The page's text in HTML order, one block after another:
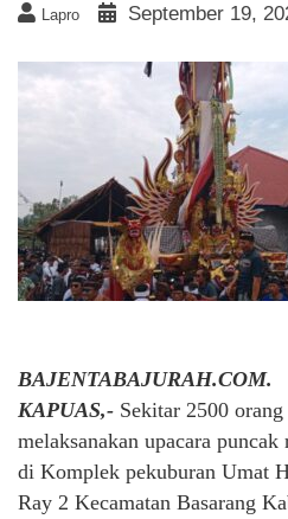
Lapro September 19,
BAJENTABAJURAH.COM.
KAPUAS,- Sekitar 2500
melaksanakan upacara
di Komplek pekuburan Umat
Ray 2 Kecamatan Basarang